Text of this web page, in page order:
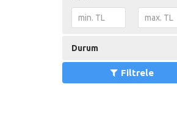
Durum
Filtrele